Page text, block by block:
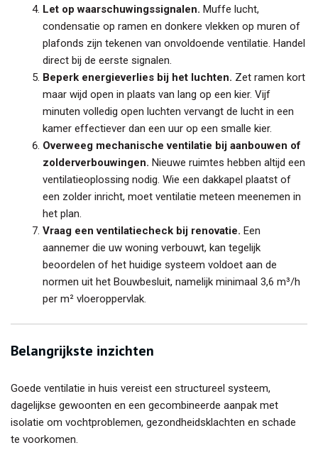
Let op waarschuwingssignalen. Muffe lucht,
condensatie op ramen en donkere vlekken op muren of
plafonds zijn tekenen van onvoldoende ventilatie. Handel
direct bij de eerste signalen.
Beperk energieverlies bij het luchten. Zet ramen kort
maar wijd open in plaats van lang op een kier. Vijf
minuten volledig open luchten vervangt de lucht in een
kamer effectiever dan een uur op een smalle kier.
Overweeg mechanische ventilatie bij aanbouwen of
zolderverbouwingen. Nieuwe ruimtes hebben altijd een
ventilatieoplossing nodig. Wie een dakkapel plaatst of
een zolder inricht, moet ventilatie meteen meenemen in
het plan.
Vraag een ventilatiecheck bij renovatie. Een
aannemer die uw woning verbouwt, kan tegelijk
beoordelen of het huidige systeem voldoet aan de
normen uit het Bouwbesluit, namelijk minimaal 3,6 m³/h
per m² vloeroppervlak.
Belangrijkste inzichten
Goede ventilatie in huis vereist een structureel systeem,
dagelijkse gewoonten en een gecombineerde aanpak met
isolatie om vochtproblemen, gezondheidsklachten en schade
te voorkomen.